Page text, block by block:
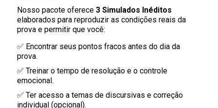
Nosso pacote oferece 3 Simulados Inéditos
elaborados para reproduzir as condições reais da
prova e permitir que você:
✅ Encontrar seus pontos fracos antes do dia da
prova.
✅ Treinar o tempo de resolução e o controle
emocional.
✅ Ter acesso a temas de discursivas e correção
individual (opcional).